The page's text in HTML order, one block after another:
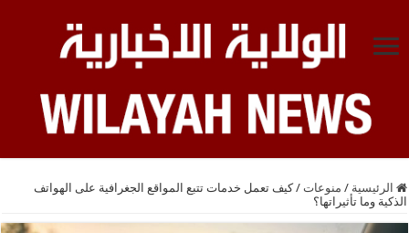
الرئيسية / منوعات / كيف تعمل خدمات تتبع المواقع الجغرافية على الهواتف
الذكية وما تأثيراتها؟